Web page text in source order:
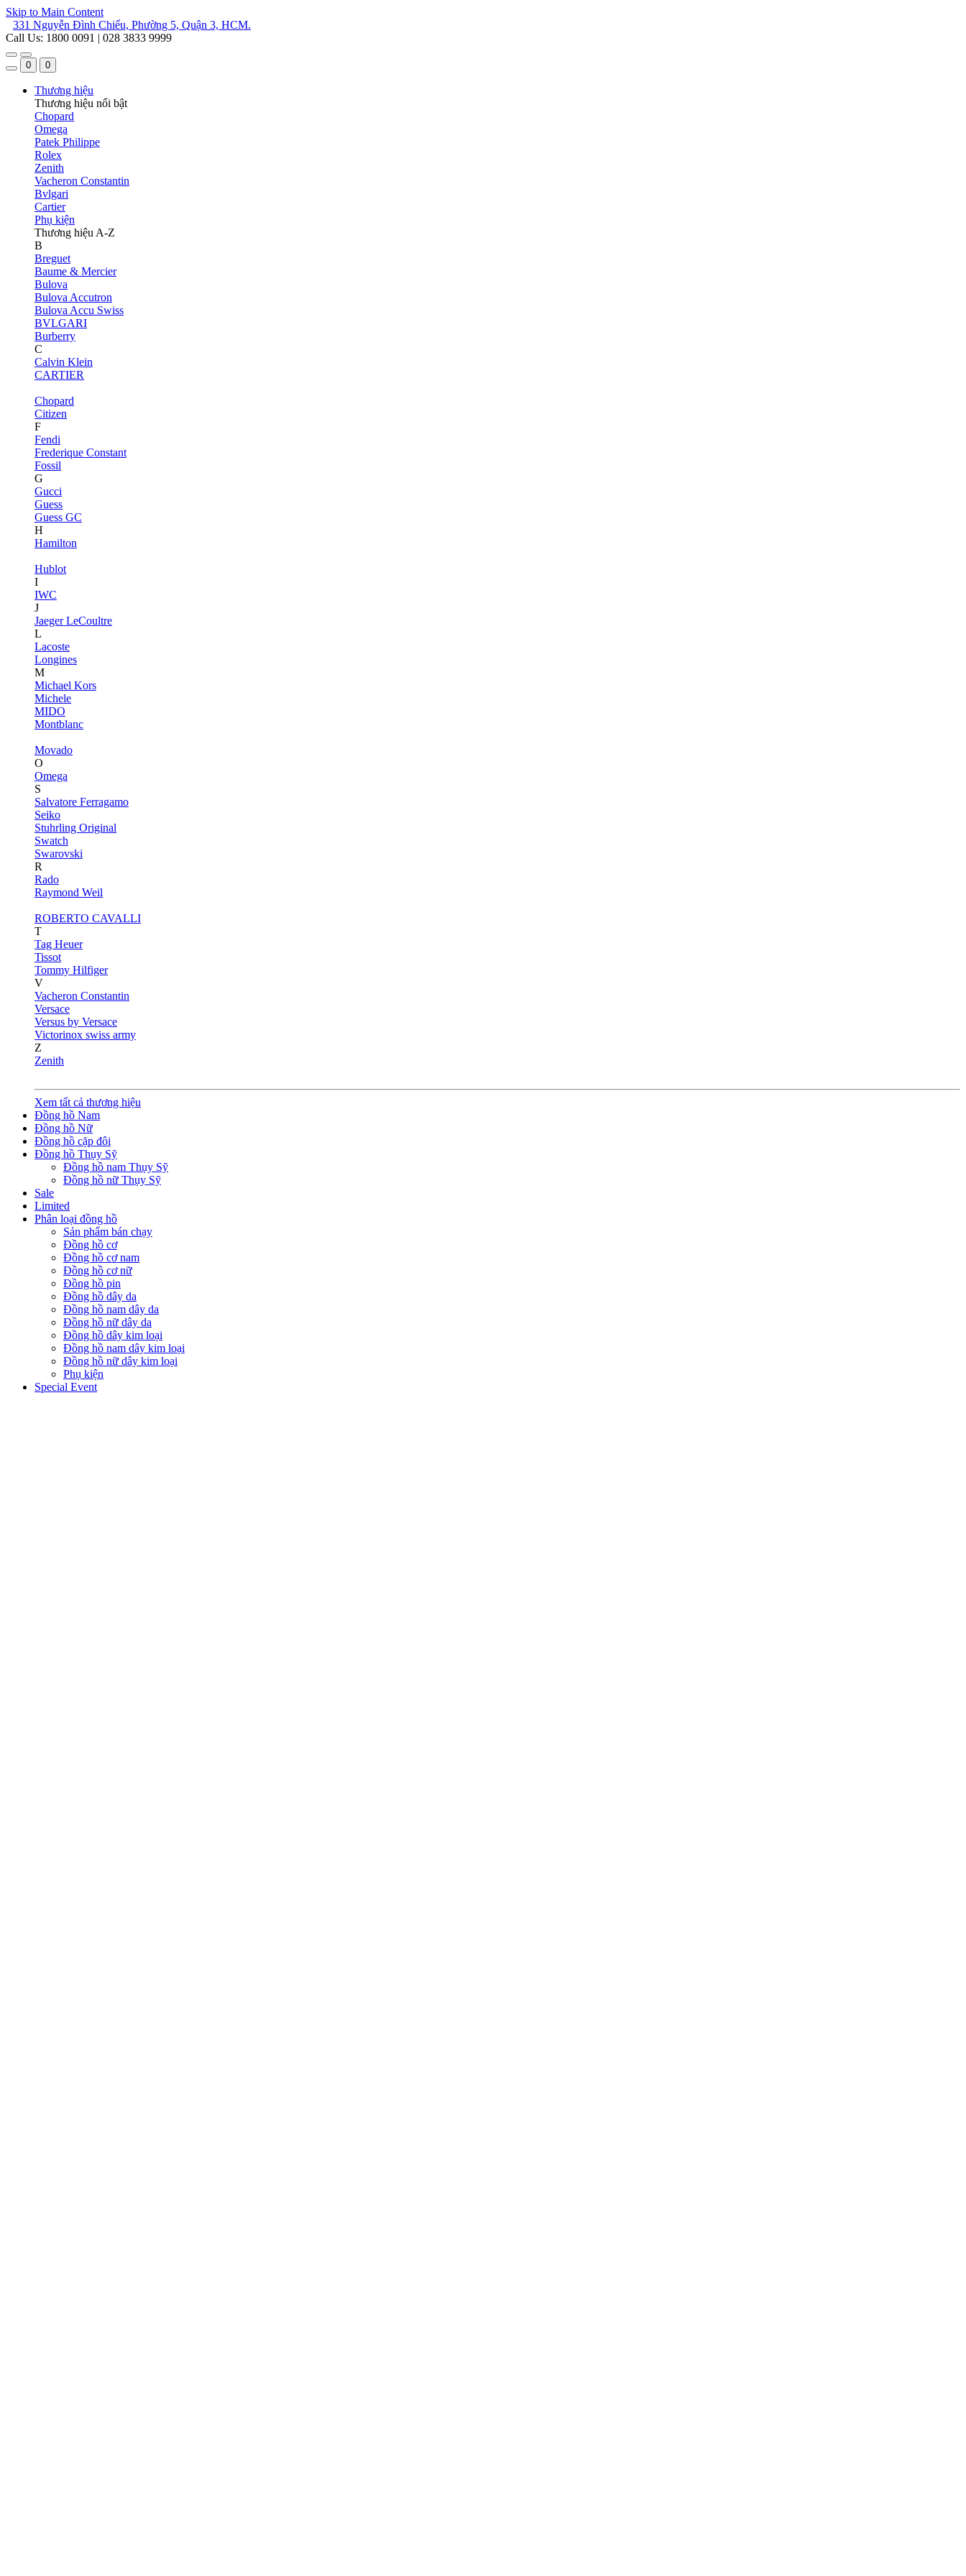
Skip to Main Content
331 Nguyễn Đình Chiểu, Phường 5, Quận 3, HCM.
Call Us: 1800 0091 | 028 3833 9999
0 0
Thương hiệu
Thương hiệu nổi bật
Chopard
Omega
Patek Philippe
Rolex
Zenith
Vacheron Constantin
Bvlgari
Cartier
Phụ kiện
Thương hiệu A-Z
B
Breguet
Baume & Mercier
Bulova
Bulova Accutron
Bulova Accu Swiss
BVLGARI
Burberry
C
Calvin Klein
CARTIER
Chopard
Citizen
F
Fendi
Frederique Constant
Fossil
G
Gucci
Guess
Guess GC
H
Hamilton
Hublot
I
IWC
J
Jaeger LeCoultre
L
Lacoste
Longines
M
Michael Kors
Michele
MIDO
Montblanc
Movado
O
Omega
S
Salvatore Ferragamo
Seiko
Stuhrling Original
Swatch
Swarovski
R
Rado
Raymond Weil
ROBERTO CAVALLI
T
Tag Heuer
Tissot
Tommy Hilfiger
V
Vacheron Constantin
Versace
Versus by Versace
Victorinox swiss army
Z
Zenith
Xem tất cả thương hiệu
Đồng hồ Nam
Đồng hồ Nữ
Đồng hồ cặp đôi
Đồng hồ Thụy Sỹ
Đồng hồ nam Thụy Sỹ
Đồng hồ nữ Thụy Sỹ
Sale
Limited
Phân loại đồng hồ
Sản phẩm bán chạy
Đồng hồ cơ
Đồng hồ cơ nam
Đồng hồ cơ nữ
Đồng hồ pin
Đồng hồ dây da
Đồng hồ nam dây da
Đồng hồ nữ dây da
Đồng hồ dây kim loại
Đồng hồ nam dây kim loại
Đồng hồ nữ dây kim loại
Phụ kiện
Special Event